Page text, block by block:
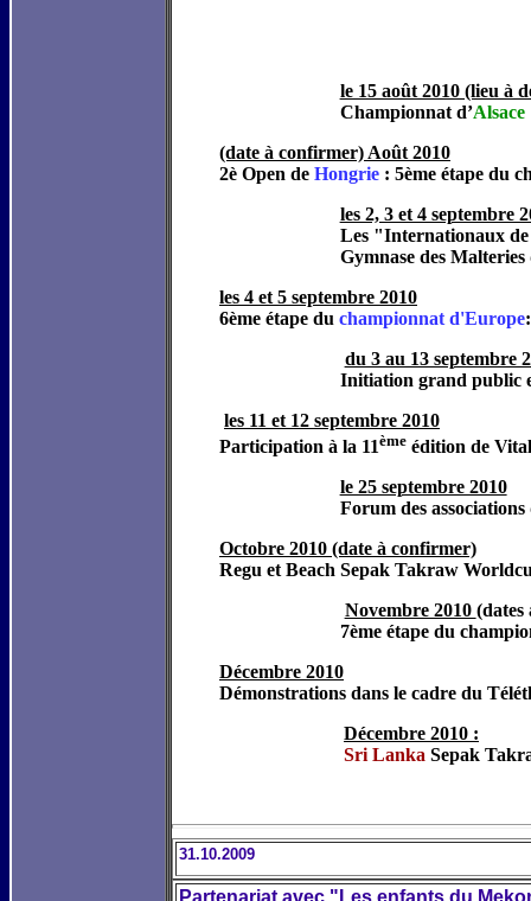
le 15 août 2010 (lieu à
Championnat d’Alsace
(date à confirmer) Août 2010
2è Open de Hongrie : 5ème étape du
les 2, 3 et 4 septembre
Les "Internationaux
Gymnase des
les 4 et 5 septembre 2010
6ème étape du championnat d'Europe
du 3 au 13 septembre
Initiation grand public
les 11 et 12 septembre 2010
Participation à la 11ème édition de
le 25 septembre 2010
Forum des
Octobre 2010 (date à confirmer)
Regu et Beach Sepak Takraw
Novembre 2010 (dates
7ème étape du
Décembre 2010
Démonstrations dans le cadre du
Décembre 2010 :
Sri Lanka Sepak
31.10.2009